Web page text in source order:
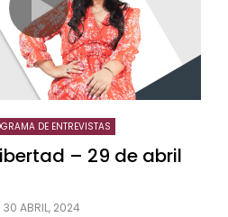
DE ENTREVISTAS
– 29 de abril
30 ABRIL, 2024